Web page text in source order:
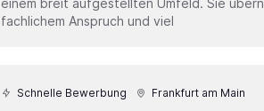
einem breit aufgestellten Umfeld. Sie
fachlichem Anspruch und viel
Schnelle Bewerbung Frankfurt am Main